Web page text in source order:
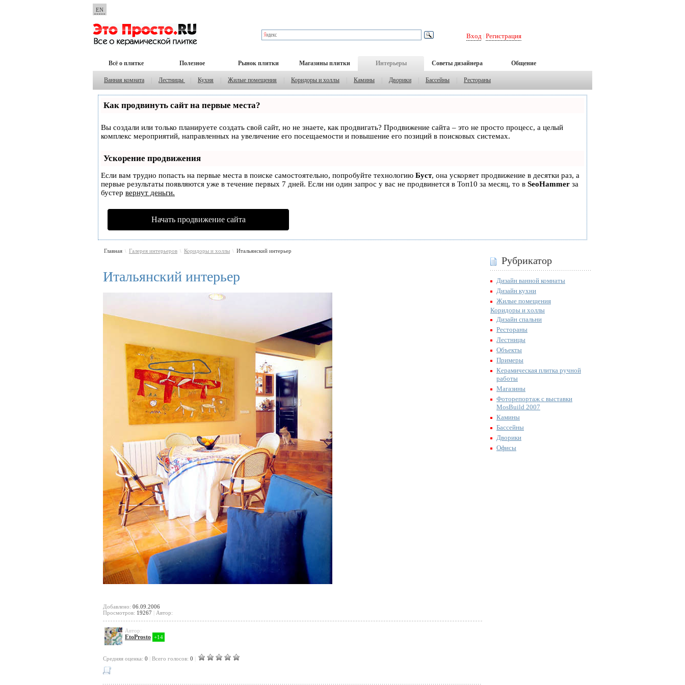
EN
Вход Регистрация
Всё о плитке Полезное Рынок плитки Магазины плитки Интерьеры Советы дизайнера Общение
Ванная комната Лестницы Кухня Жилые помещения Коридоры и холлы Камины Дворики Бассейны Рестораны
Как продвинуть сайт на первые места?
Вы создали или только планируете создать свой сайт, но не знаете, как продвигать? Продвижение сайта – это не просто процесс, а целый
комплекс мероприятий, направленных на увеличение его посещаемости и повышение его позиций в поисковых системах.
Ускорение продвижения
Если вам трудно попасть на первые места в поиске самостоятельно, попробуйте технологию Буст, она ускоряет продвижение в десятки раз, а
первые результаты появляются уже в течение первых 7 дней. Если ни один запрос у вас не продвинется в Топ10 за месяц, то в SeoHammer за
бустер вернут деньги.
Начать продвижение сайта
Главная \ Галерея интерьеров \ Коридоры и холлы \ Итальянский интерьер
Итальянский интерьер
Добавлено: 06.09.2006
Просмотров: 19267 Автор:
Автор:
EtoProsto +14
Cредняя оценка: 0 Всего голосов: 0
Рубрикатор
Дизайн ванной комнаты
Дизайн кухни
Жилые помещения
Коридоры и холлы
Дизайн спальни
Рестораны
Лестницы
Объекты
Примеры
Керамическая плитка ручной
работы
Магазины
Фоторепортаж с выставки
MosBuild 2007
Камины
Бассейны
Дворики
Офисы